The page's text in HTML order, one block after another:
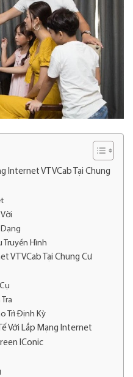
Internet VTVCab Tại Chung
Truyền Hình
VTVCab Tại Chung Cư
Trì Định Kỳ
Với Lắp Mạng Internet
IConic